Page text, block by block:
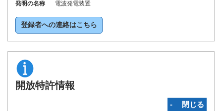
発明の名称
電波発電装置
登録者への連絡はこちら
開放特許情報
‐ 閉じる